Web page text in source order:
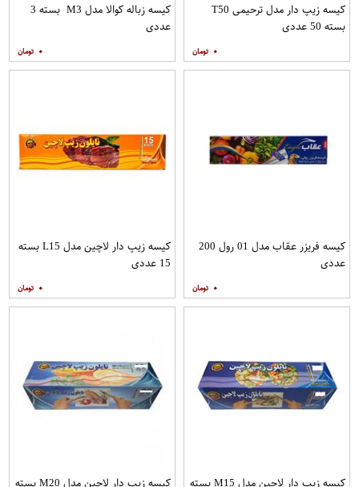
کیسه زیپ دار مدل ترحیمی T50
بسته 50 عددی
۰
کیسه زباله کوالا مدل M3 بسته 3
عددی
۰
کیسه فریزر عقاب مدل 01 رول 200
عددی
۰
کیسه زیپ دار لاچین مدل L15 بسته
15 عددی
۰
کیسه زیپ دار لاچین مدل M15 بسته کیسه زیپ دار لاچین مدل M20 بسته